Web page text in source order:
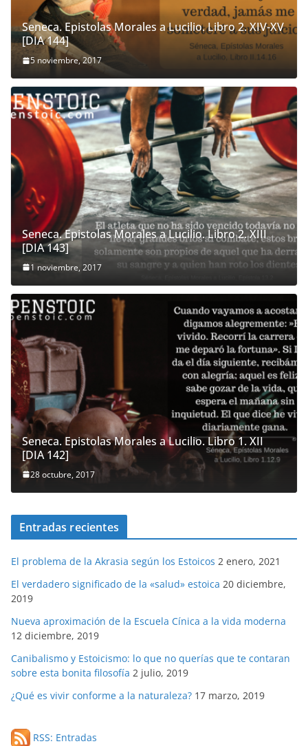
Seneca. Epistolas Morales a Lucilio. Libro 2. XIV-XV
[DIA 144]
5 noviembre, 2017
Seneca. Epistolas Morales a Lucilio. Libro 2. XIII
[DIA 143]
1 noviembre, 2017
Seneca. Epistolas Morales a Lucilio. Libro 1. XII
[DIA 142]
28 octubre, 2017
Entradas recientes
El problema de la Akrasia según los Estoicos 2 enero, 2021
El verdadero significado de la «salud» estoica 20 diciembre,
2019
Nueva aproximación de la Escuela Cínica a la vida moderna
12 diciembre, 2019
Canibalismo y Estoicismo: lo que no querías que te contaran
sobre esta bonita filosofía 2 julio, 2019
¿Qué es vivir conforme a la naturaleza? 17 marzo, 2019
RSS: Entradas